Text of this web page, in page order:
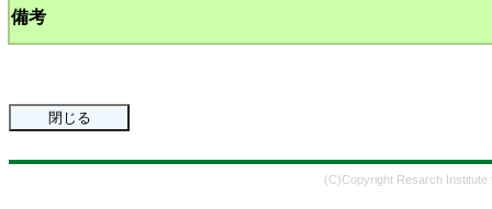
備考
(C)Copyright Resarch Institute